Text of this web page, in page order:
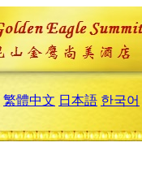
繁體中文 日本語 한국어